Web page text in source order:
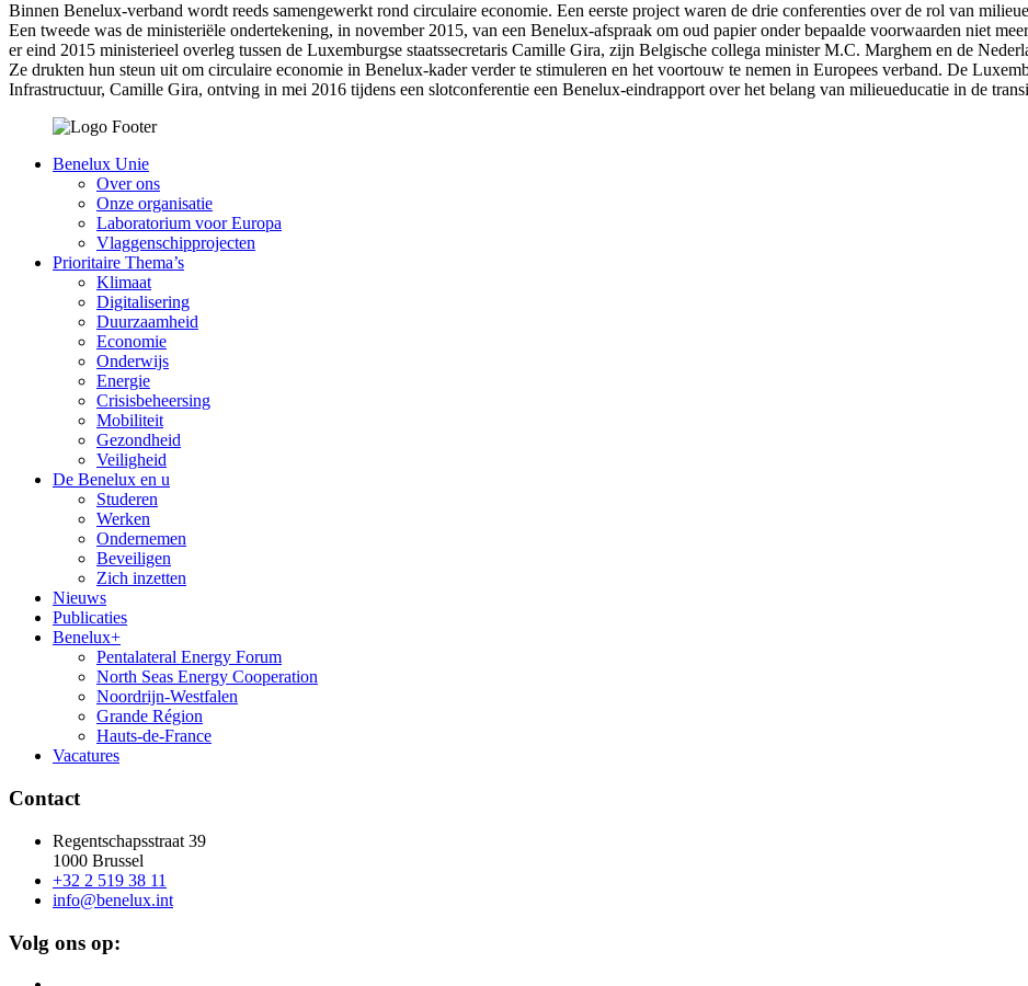
Binnen Benelux-verband wordt reeds samengewerkt rond circulaire economie. Een eerste project waren de drie conferenties over de rol van
Een tweede was de ministeriële ondertekening, in november 2015, van een Benelux-afspraak om oud papier onder bepaalde voorwaarden niet
er eind 2015 ministerieel overleg tussen de Luxemburgse staatssecretaris Camille Gira, zijn Belgische collega minister M.C. Marghem en de
Ze drukten hun steun uit om circulaire economie in Benelux-kader verder te stimuleren en het voortouw te nemen in Europees verband. De
Infrastructuur, Camille Gira, ontving in mei 2016 tijdens een slotconferentie een Benelux-eindrapport over het belang van milieueducatie in de
Benelux Unie
Over ons
Onze organisatie
Laboratorium voor Europa
Vlaggenschipprojecten
Prioritaire Thema’s
Klimaat
Digitalisering
Duurzaamheid
Economie
Onderwijs
Energie
Crisisbeheersing
Mobiliteit
Gezondheid
Veiligheid
De Benelux en u
Studeren
Werken
Ondernemen
Beveiligen
Zich inzetten
Nieuws
Publicaties
Benelux+
Pentalateral Energy Forum
North Seas Energy Cooperation
Noordrijn-Westfalen
Grande Région
Hauts-de-France
Vacatures
Contact
Regentschapsstraat 39
1000 Brussel
+32 2 519 38 11
info@benelux.int
Volg ons op: